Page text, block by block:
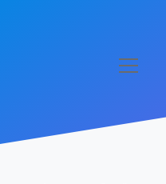
menüyü